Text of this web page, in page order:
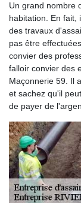
Un grand nombre
habitation. En fait,
des travaux
pas être
convier des
falloir convier des
Maçonnerie 59. Il
et sachez qu'il
de payer de